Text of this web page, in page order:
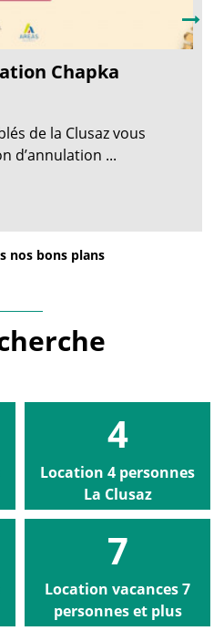
Chapka
de la Clusaz vous
d’annulation ...
nos bons plans
4
Location 4 personnes
La Clusaz
7
Location vacances 7
personnes et plus